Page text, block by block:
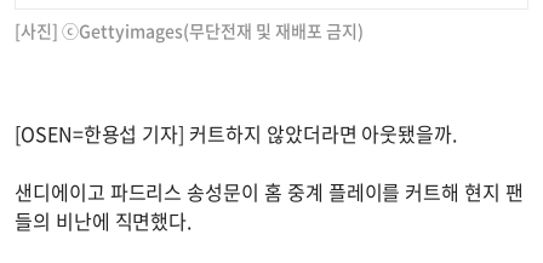
[사진] ⓒGettyimages(무단전재 및 재배포 금지)
[OSEN=한용섭 기자] 커트하지 않았더라면 아웃됐을까.
샌디에이고 파드리스 송성문이 홈 중계 플레이를 커트해 현지 팬
들의 비난에 직면했다.